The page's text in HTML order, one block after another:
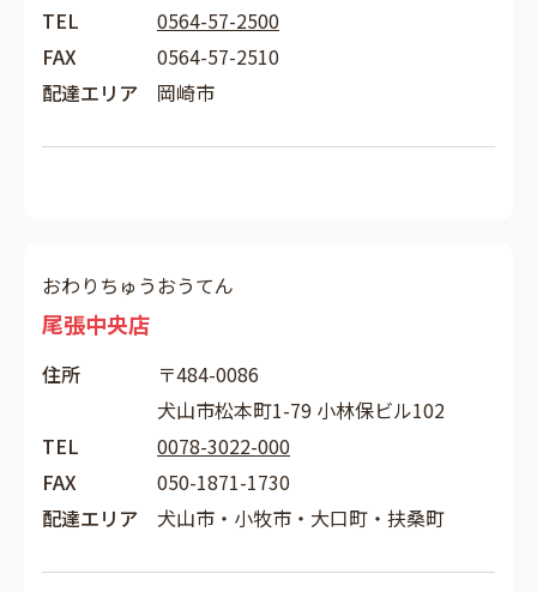
TEL
0564-57-2500
FAX
0564-57-2510
配達エリア
岡崎市
おわりちゅうおうてん
尾張中央店
住所
〒484-0086
犬山市松本町1-79 小林保ビル102
TEL
0078-3022-000
FAX
050-1871-1730
配達エリア
犬山市・小牧市・大口町・扶桑町